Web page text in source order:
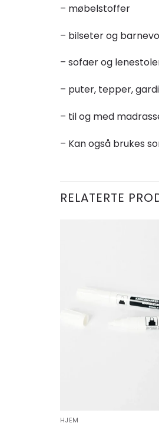
– møbelstoffer
– bilseter og
– sofaer og
– puter, tepper,
– til og med
– Kan også brukes
RELATERTE
HJEM